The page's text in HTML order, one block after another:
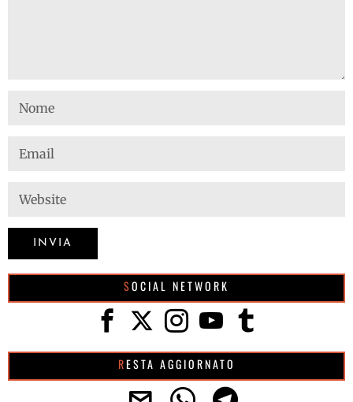
SOCIAL NETWORK
RESTA AGGIORNATO